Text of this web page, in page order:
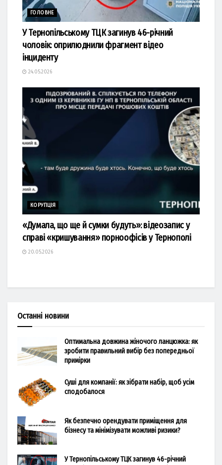
ГОЛОВНЕ
У Тернопільському ТЦК загинув 46-річний
чоловік: оприлюднили фрагмент відео
інциденту
24.05.2026
КОРУПЦІЯ
«Думала, що ще й сумки будуть»: відеозапис у
справі «кришування» порноофісів у Тернополі
20.05.2026
Останні новини
Оптимальна довжина жіночого ланцюжка: як
зробити правильний вибір без попередньої
примірки
Суші для компанії: як зібрати набір, щоб усім
сподобалося
Як безпечно орендувати приміщення для
бізнесу та мінімізувати можливі ризики?
У Тернопільському ТЦК загинув 46-річний